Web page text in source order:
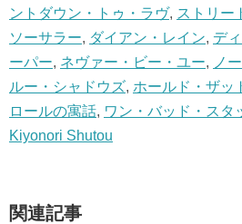
ントダウン・トゥ・ラヴ, ストリー
ソーサラー, ダイアン・レイン, デ
ーパー, ネヴァー・ビー・ユー, ノ
ルー・シャドウズ, ホールド・ザッ
ロールの寓話, ワン・バッド・スタ
Kiyonori Shutou
関連記事